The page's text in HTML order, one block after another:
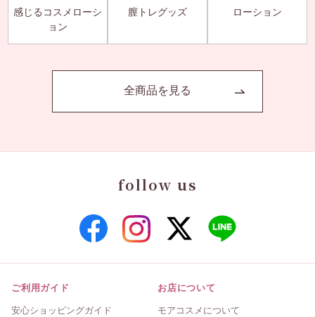
感じるコスメローシ
ョン
膣トレグッズ ローション
全商品を見る
follow us
ご利用ガイド
安心ショッピングガイド
お店について
モアコスメについて